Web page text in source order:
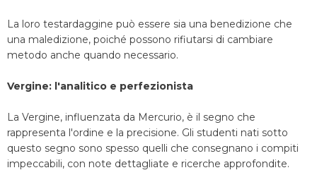
La loro testardaggine può essere sia una benedizione che
una maledizione, poiché possono rifiutarsi di cambiare
metodo anche quando necessario.
Vergine: l'analitico e perfezionista
La Vergine, influenzata da Mercurio, è il segno che
rappresenta l'ordine e la precisione. Gli studenti nati sotto
questo segno sono spesso quelli che consegnano i compiti
impeccabili, con note dettagliate e ricerche approfondite.